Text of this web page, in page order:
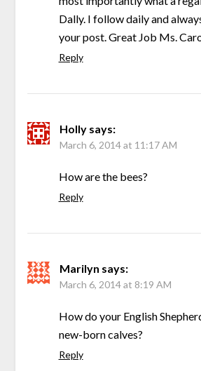
Dally. I follow daily and
your post. Great Job Ms.
Reply
Holly says:
March 6, 2014 at 11:17 AM
How are the bees?
Reply
Marilyn says:
March 6, 2014 at 8:19 AM
How do your English
new-born calves?
Reply